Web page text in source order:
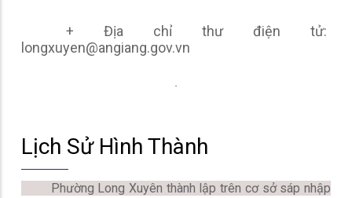
+ Địa chỉ thư điện tử:
longxuyen@angiang.gov.vn
Lịch Sử Hình Thành
Phường Long Xuyên thành lập trên cơ sở sáp nhập